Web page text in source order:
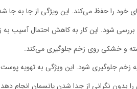
خود را حفظ می‌کند. این ویژگی از جا به جا
شود. این کار به کاهش احتمال آسیب
و خشکی روی زخم جلوگیری می‌کند.
زخم جلوگیری شود. این ویژگی به تهویه
بدون نگرانی از جدا شدن پانسمان انجام